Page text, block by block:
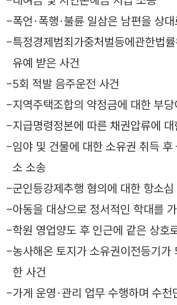
-폭언·폭행·불륜 일삼은 남편을 상
-특정경제범죄가중처벌등에관한법
유예 받은 사건
-5회 적발 음주운전 사건
-지역주택조합의 약정금에 대한 부
-지급명령정본에 따른 채권압류에
-임야 및 건물에 대한 소유권 취득
소 소송
-군인등강제추행 혐의에 대한 항소
-아동을 대상으로 정서적인 학대를
-학원 영업양도 후 인근에 같은 상호
-농사해온 토지가 소유권이전등기
한 사건
-가게 운영·관리 업무 수행하며 수